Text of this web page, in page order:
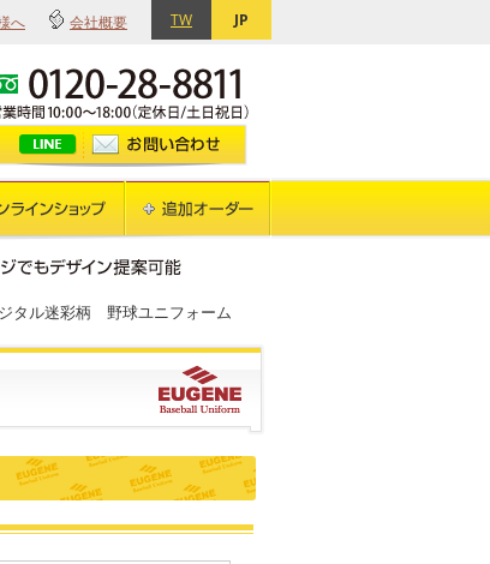
会社概要
へ TW JP
タル迷彩柄 野球ユニフォーム